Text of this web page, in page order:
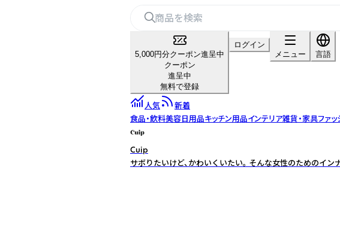
5,000円分クーポン進呈中
クーポン
進呈中
無料で登録
ログイン
メニュー
言語
人気
新着
食品・飲料美容日用品キッチン用品インテリア雑貨・家具ファッ
Cuip
サボりたいけど、かわいくいたい。 そんな女性のためのイ